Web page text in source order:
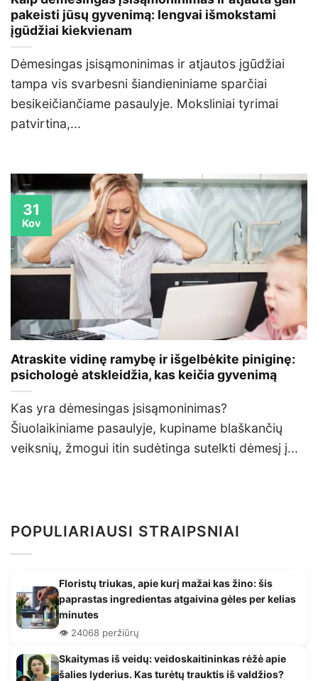
pakeisti jūsų gyvenimą: lengvai išmokstami
įgūdžiai kiekvienam
Dėmesingas įsisąmoninimas ir atjautos įgūdžiai
tampa vis svarbesni šiandieniniame sparčiai
besikeičiančiame pasaulyje. Moksliniai tyrimai
patvirtina,...
Atraskite vidinę ramybę ir išgelbėkite piniginę:
psichologė atskleidžia, kas keičia gyvenimą
Kas yra dėmesingas įsisąmoninimas?
Šiuolaikiniame pasaulyje, kupiname blaškančių
veiksnių, žmogui itin sudėtinga sutelkti dėmesį į...
31
Kov
POPULIARIAUSI STRAIPSNIAI
Floristų triukas, apie kurį mažai kas žino: šis
paprastas ingredientas atgaivina gėles per kelias
minutes
👁️ 24068 peržiūrų
Skaitymas iš veidų: veidoskaitininkas rėžė apie
šalies lyderius. Kas turėtų trauktis iš valdžios?